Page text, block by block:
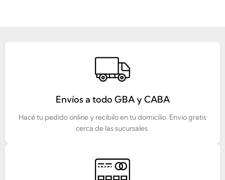
Envíos a todo GBA y CABA
Hacé tu pedido online y recibilo en tu domicilio. Envío gratis
cerca de las sucursales.